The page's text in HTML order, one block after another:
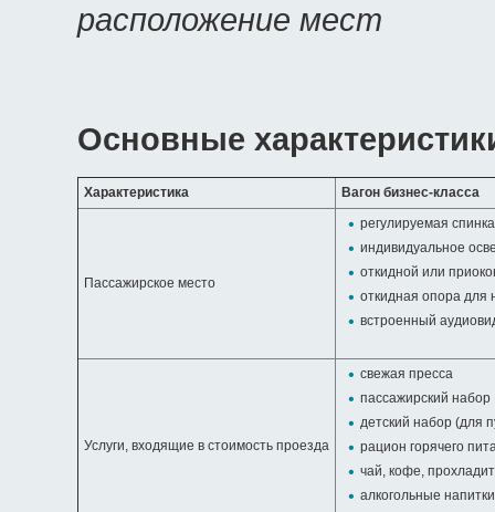
расположение мест
Основные
Характеристика Вагон бизнес-класса
Пассажирское место
регулируемая
индивидуальное
откидной или
откидная опора для
встроенный
Услуги, входящие в стоимость проезда
свежая пресса
пассажирский набор
детский набор (для
рацион горячего
чай, кофе,
алкогольные